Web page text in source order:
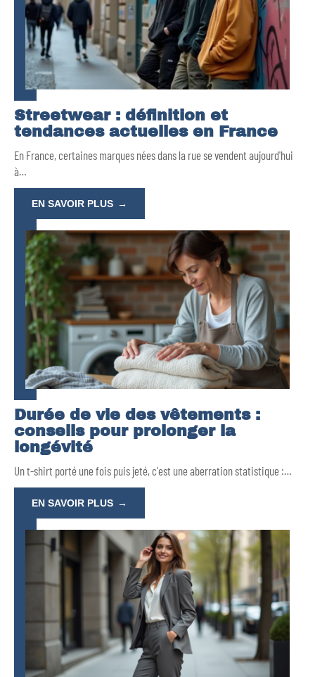
Streetwear : définition et
tendances actuelles en France
En France, certaines marques nées dans la rue se vendent aujourd'hui
à…
EN SAVOIR PLUS
Durée de vie des vêtements :
conseils pour prolonger la
longévité
Un t-shirt porté une fois puis jeté, c'est une aberration statistique :…
EN SAVOIR PLUS